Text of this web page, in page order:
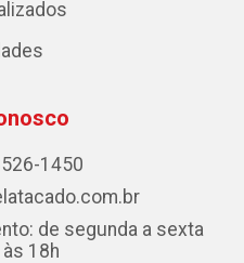
1450
de segunda a sexta
18h